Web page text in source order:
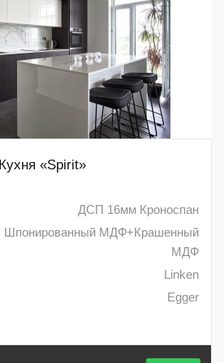
Кухня «Spirit»
ДСП 16мм Кроноспан
Шпонированный МДФ+Крашенный
МДФ
Linken
Egger